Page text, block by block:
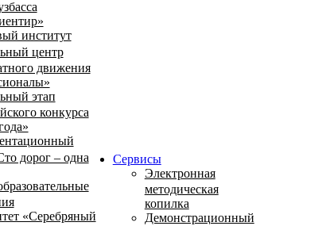
институт
центр
движения
этап
конкурса
дорог – одна
«Серебряный
Сервисы
Электронная
методическая
копилка
Демонстрационный